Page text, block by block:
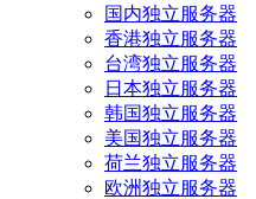
国内独立服务器
香港独立服务器
台湾独立服务器
日本独立服务器
韩国独立服务器
美国独立服务器
荷兰独立服务器
欧洲独立服务器